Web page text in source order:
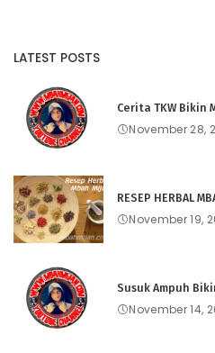
LATEST POSTS
Cerita TKW Bikin
November 28,
RESEP HERBAL
November 19,
Susuk Ampuh
November 14,